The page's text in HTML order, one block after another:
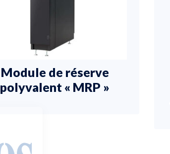
Module de réserve
polyvalent « MRP »